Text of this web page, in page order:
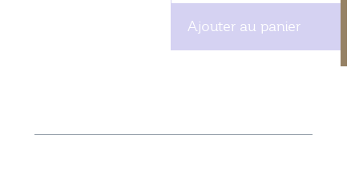
Ajouter au panier